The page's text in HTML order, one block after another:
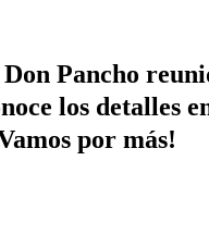
Pancho
los detalles
por más!